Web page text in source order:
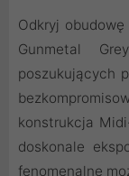
Odkryj
Gunmetal
poszukujących
konstrukcja
doskonale
fenomenalne